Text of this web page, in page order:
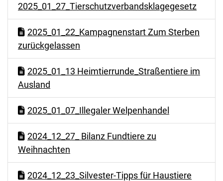
2025_01_27_Tierschutzverbandsklagegesetz
2025_01_22_Kampagnenstart Zum Sterben
zurückgelassen
2025_01_13 Heimtierrunde_Straßentiere im
Ausland
2025_01_07_Illegaler Welpenhandel
2024_12_27_ Bilanz Fundtiere zu
Weihnachten
2024_12_23_Silvester-Tipps für Haustiere